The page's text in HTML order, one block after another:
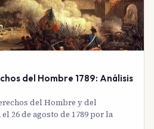
del Hombre 1789: Análisis
del Hombre y del
26 de agosto de 1789 por la